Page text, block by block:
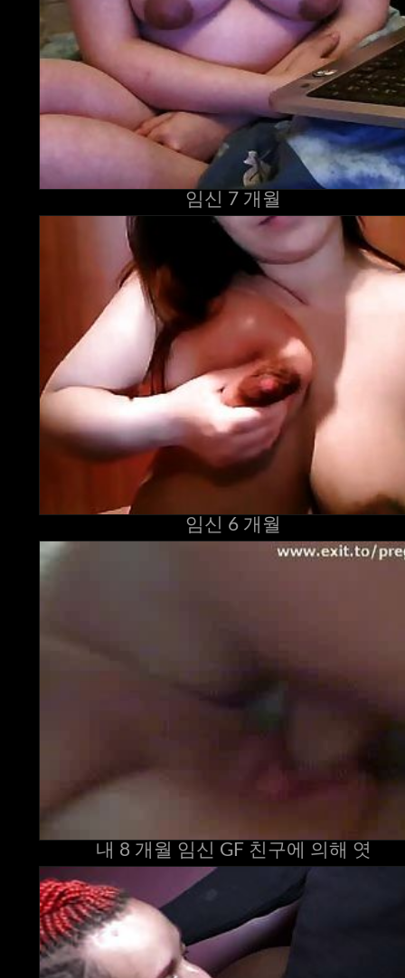
임신 7 개월
임신 6 개월
내 8 개월 임신 GF 친구에 의해 엿